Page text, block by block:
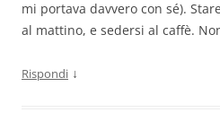
mi portava davvero con sé).
al mattino, e sedersi al caffè.
Rispondi ↓